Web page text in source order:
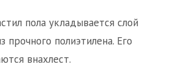
пола укладывается слой
прочного полиэтилена. Его
внахлест.